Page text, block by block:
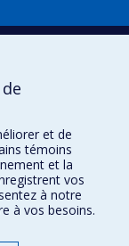
et de
témoins
et la
vos
à notre
à vos besoins.